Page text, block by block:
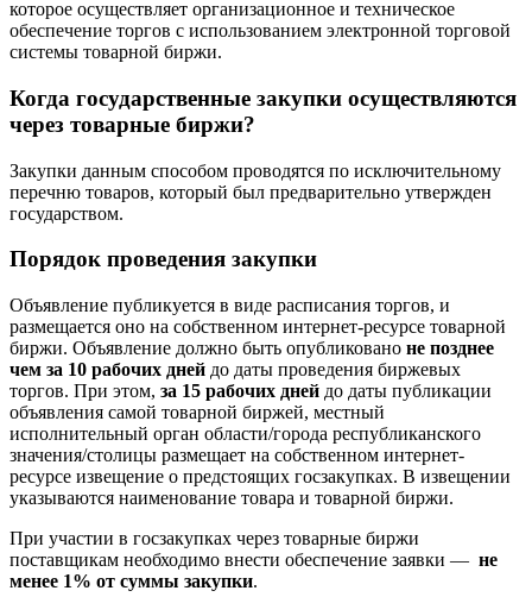
которое осуществляет организационное и техническое
обеспечение торгов с использованием электронной торговой
системы товарной биржи.
Когда государственные закупки осуществляются
через товарные биржи?
Закупки данным способом проводятся по исключительному
перечню товаров, который был предварительно утвержден
государством.
Порядок проведения закупки
Объявление публикуется в виде расписания торгов, и
размещается оно на собственном интернет-ресурсе товарной
биржи. Объявление должно быть опубликовано не позднее
чем за 10 рабочих дней до даты проведения биржевых
торгов. При этом, за 15 рабочих дней до даты публикации
объявления самой товарной биржей, местный
исполнительный орган области/города республиканского
значения/столицы размещает на собственном интернет-
ресурсе извещение о предстоящих госзакупках. В извещении
указываются наименование товара и товарной биржи.
При участии в госзакупках через товарные биржи
поставщикам необходимо внести обеспечение заявки — не
менее 1% от суммы закупки.